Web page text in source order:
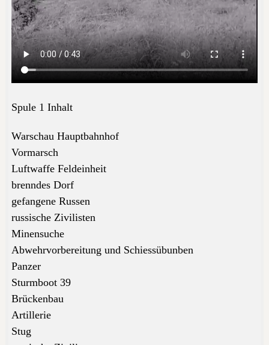
Spule 1 Inhalt
Warschau Hauptbahnhof
Vormarsch
Luftwaffe Feldeinheit
brenndes Dorf
gefangene Russen
russische Zivilisten
Minensuche
Abwehrvorbereitung und Schiessübunben
Panzer
Sturmboot 39
Brückenbau
Artillerie
Stug